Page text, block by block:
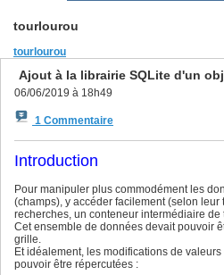
tourlourou
tourlourou
Ajout à la librairie SQLite d'un
06/06/2019 à 18h49
1 Commentaire
Introduction
Pour manipuler plus commodément les
(champs), y accéder facilement (selon leur
recherches, un conteneur intermédiaire de
Cet ensemble de données devait pouvoir
grille.
Et idéalement, les modifications de
pouvoir être répercutées :